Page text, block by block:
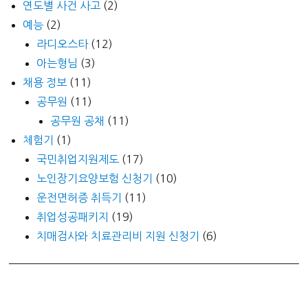
연도별 사건 사고 (2)
예능 (2)
라디오스타(12)
아는형님 (3)
채용 정보 (11)
공무원 (11)
공무원 공채 (11)
체험기
(1)
국민취업지원제도 (17)
노인장기요양보험 신청기
(10)
운전면허증 취득기
(11)
취업성공패키지
(19)
치매검사와 치료관리비 지원 신청기
(6)